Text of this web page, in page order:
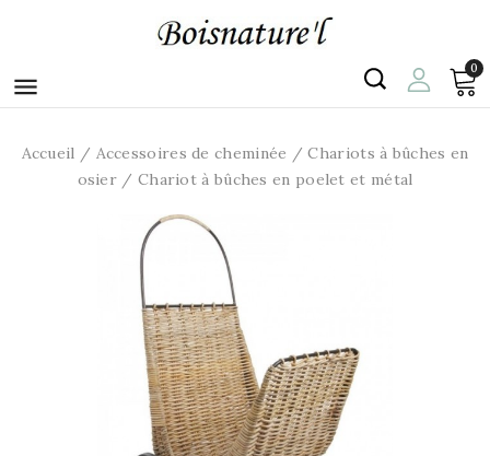

0
Accueil Accessoires de cheminée
Chariots à bûches en
osier
Chariot à bûches en poelet et métal